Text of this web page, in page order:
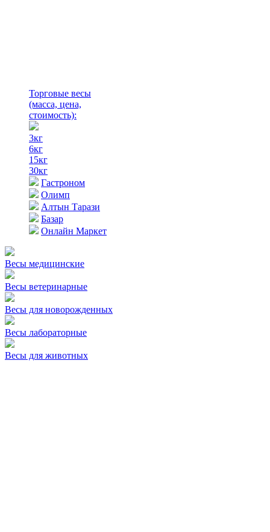
Торговые весы
(масса, цена,
стоимость):
3кг
6кг
15кг
30кг
Гастроном
Олимп
Алтын Тарази
Базар
Онлайн Маркет
Весы медицинские
Весы ветеринарные
Весы для новорожденных
Весы лабораторные
Весы для животных